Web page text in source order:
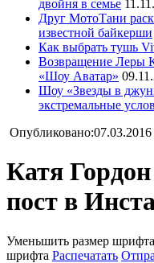
двойня в семье
Друг МотоТани
известной байкерши
Как выбрать тушь
Возвращение Леры
«Шоу Аватар»
Шоу «Звезды в
экстремальные
Опубликовано:07.03.2016
Катя Гордон
пост в
Уменьшить размер шрифта
шрифта Распечатать